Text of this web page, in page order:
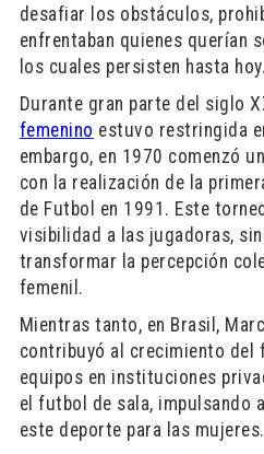
desafiar los obstáculos,
enfrentaban quienes querían
los cuales persisten hasta hoy.
Durante gran parte del siglo
femenino estuvo restringida
embargo, en 1970 comenzó
con la realización de la
de Futbol en 1991. Este
visibilidad a las jugadoras,
transformar la percepción
femenil.
Mientras tanto, en Brasil,
contribuyó al crecimiento
equipos en instituciones
el futbol de sala, impulsando
este deporte para las mujeres.